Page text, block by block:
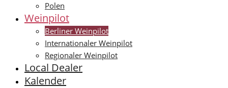
Polen
Weinpilot
Berliner Weinpilot
Internationaler Weinpilot
Regionaler Weinpilot
Local Dealer
Kalender